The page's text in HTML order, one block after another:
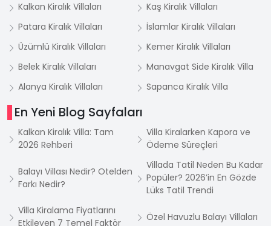
Kalkan Kiralık Villaları
Kaş Kiralık Villaları
Patara Kiralık Villaları
İslamlar Kiralık Villaları
Üzümlü Kiralık Villaları
Kemer Kiralık Villaları
Belek Kiralık Villaları
Manavgat Side Kiralık Villa
Alanya Kiralık Villaları
Sapanca Kiralık Villa
En Yeni Blog Sayfaları
Kalkan Kiralık Villa: Tam
2026 Rehberi
Villa Kiralarken Kapora ve
Ödeme Süreçleri
Balayı Villası Nedir? Otelden
Farkı Nedir?
Villada Tatil Neden Bu Kadar
Popüler? 2026’in En Gözde
Lüks Tatil Trendi
Villa Kiralama Fiyatlarını
Etkileyen 7 Temel Faktör
Özel Havuzlu Balayı Villaları